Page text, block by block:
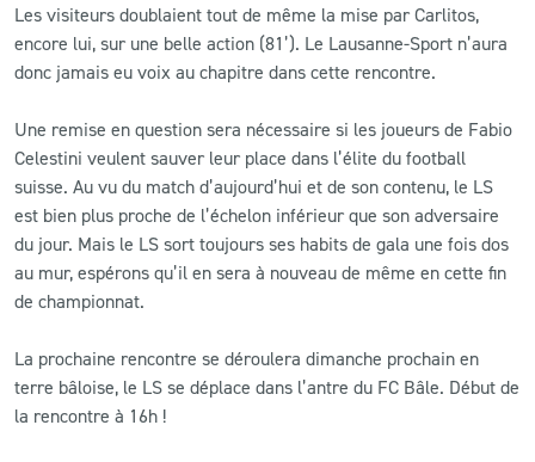
Les visiteurs doublaient tout de même la mise par Carlitos,
encore lui, sur une belle action (81’). Le Lausanne-Sport n’aura
donc jamais eu voix au chapitre dans cette rencontre.
Une remise en question sera nécessaire si les joueurs de Fabio
Celestini veulent sauver leur place dans l’élite du football
suisse. Au vu du match d’aujourd’hui et de son contenu, le LS
est bien plus proche de l’échelon inférieur que son adversaire
du jour. Mais le LS sort toujours ses habits de gala une fois dos
au mur, espérons qu’il en sera à nouveau de même en cette fin
de championnat.
La prochaine rencontre se déroulera dimanche prochain en
terre bâloise, le LS se déplace dans l’antre du FC Bâle. Début de
la rencontre à 16h !